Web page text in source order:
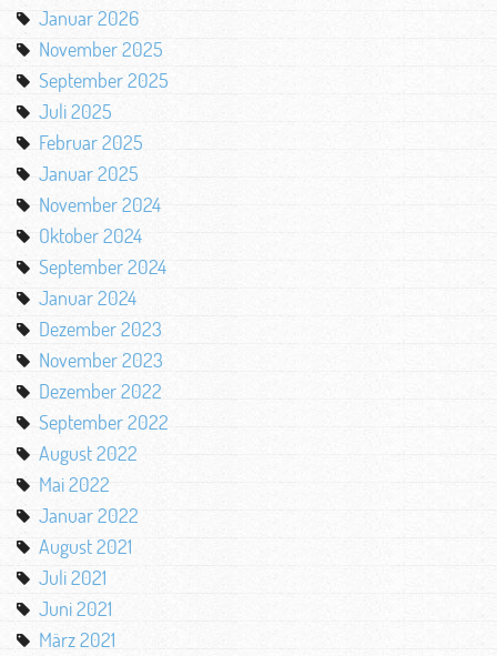
Januar 2026
November 2025
September 2025
Juli 2025
Februar 2025
Januar 2025
November 2024
Oktober 2024
September 2024
Januar 2024
Dezember 2023
November 2023
Dezember 2022
September 2022
August 2022
Mai 2022
Januar 2022
August 2021
Juli 2021
Juni 2021
März 2021